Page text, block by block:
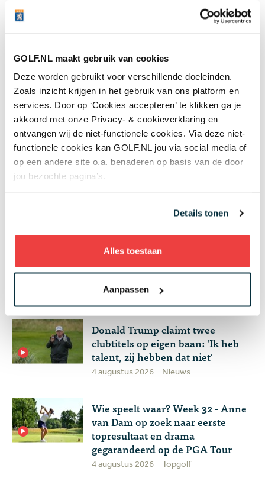
GOLF.NL maakt gebruik van cookies
Deze worden gebruikt voor verschillende doeleinden.
Zoals inzicht krijgen in het gebruik van ons platform en
services. Door op ‘Cookies accepteren’ te klikken ga je
akkoord met onze Privacy- & cookieverklaring en
ontvangen wij de niet-functionele cookies. Via deze niet-
functionele cookies kan GOLF.NL jou via social media of
op een andere site o.a. benaderen op basis van de door
jou bezochte pagina’s.
Details tonen
Alles toestaan
Aanpassen
Negenvoudig speelster en drievoudig
majorwinnares Anna Nordqvist ademt de
Topgolf
05 aug
Review van Netflix-serie The Hawk: binnen vijf
minuten weet je genoeg
Overig nieuws
+ Toon meer
Handen andersom: volgens Joost
Luiten echt de makkelijkste
manier om te chippen
4 augustus 2026 Instructie
Donald Trump claimt twee
clubtitels op eigen baan: 'Ik heb
talent, zij hebben dat niet'
4 augustus 2026 Nieuws
Wie speelt waar? Week 32 - Anne
van Dam op zoek naar eerste
topresultaat en drama
gegarandeerd op de PGA Tour
4 augustus 2026 Topgolf